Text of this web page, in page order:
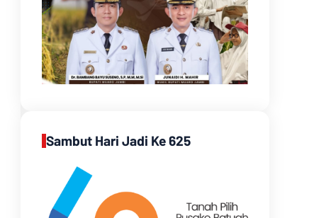
Sambut Hari Jadi Ke 625